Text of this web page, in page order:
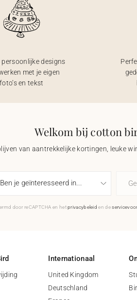
persoonlijke designs
met je eigen
foto’s en tekst
Welkom bij cotton
van aantrekkelijke kortingen, leuke
door reCAPTCHA en hetprivacybeleid en de
Internationaal
United Kingdom
Deutschland